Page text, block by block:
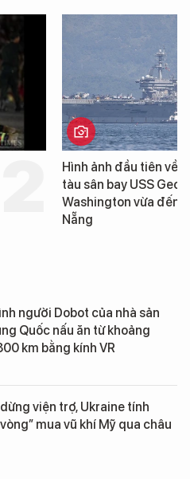
Cận cảnh chiến hạm
tống tàu sân bay USS
George Washington
Đà Nẵng
người Dobot của nhà sản
Quốc nấu ăn từ khoảng
km bằng kính VR
viện trợ, Ukraine tính
mua vũ khí Mỹ qua châu